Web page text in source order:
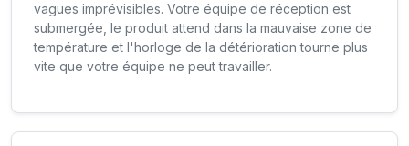
vagues imprévisibles. Votre équipe de réception est
submergée, le produit attend dans la mauvaise zone de
température et l'horloge de la détérioration tourne plus
vite que votre équipe ne peut travailler.